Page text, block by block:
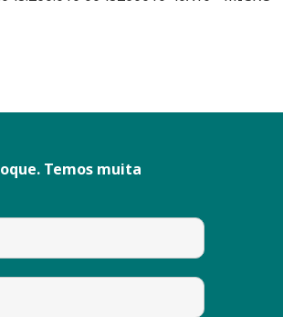
Temos muita